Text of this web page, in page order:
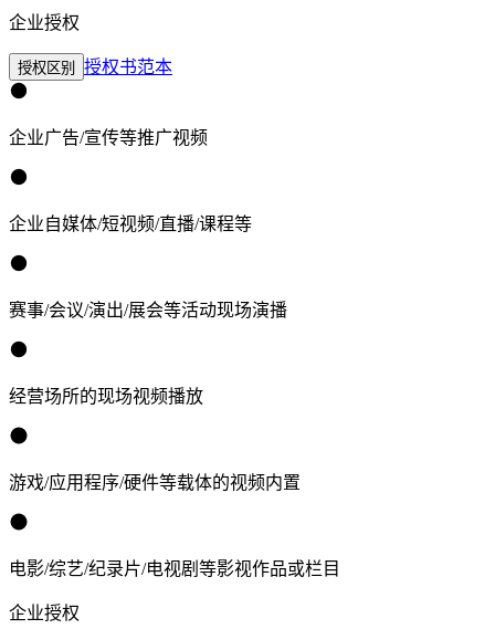
企业授权
授权区别 授权书范本
企业广告/宣传等推广视频
企业自媒体/短视频/直播/课程等
赛事/会议/演出/展会等活动现场演播
经营场所的现场视频播放
游戏/应用程序/硬件等载体的视频内置
电影/综艺/纪录片/电视剧等影视作品或栏目
企业授权